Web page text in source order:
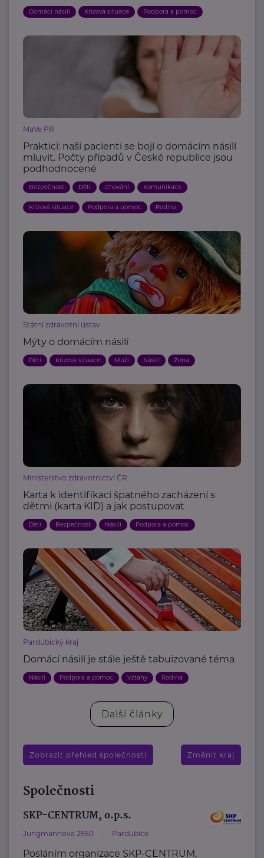
Domácí násilí Krizová situace Podpora a pomoc
MaVe PR
Praktici: naši pacienti se bojí o domácím násilí
mluvit. Počty případů v České republice jsou
podhodnocené
Bezpečnost Děti Chování Komunikace
Krizová situace Podpora a pomoc Rodina
Státní zdravotní ústav
Mýty o domácím násilí
Děti Krizová situace Muži Násilí Žena
Ministerstvo zdravotnictví ČR
Karta k identifikaci špatného zacházení s
dětmi (karta KID) a jak postupovat
Děti Bezpečnost Násilí Podpora a pomoc
Pardubický kraj
Domácí násilí je stále ještě tabuizované téma
Násilí Podpora a pomoc Vztahy Rodina
Další články
Zobrazit přehled společností Změnit kraj
Společnosti
SKP-CENTRUM, o.p.s.
Jungmannova 2550 Pardubice
Posláním organizace SKP-CENTRUM,